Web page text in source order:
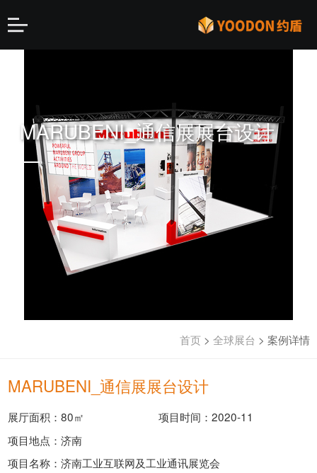
MARUBENI_通信展展台设计
首页 > 全球展台 > 案例详情
MARUBENI_通信展展台设计
展厅面积：80㎡
项目时间：2020-11
项目地点：济南
项目名称：济南工业互联网及工业通讯展览会